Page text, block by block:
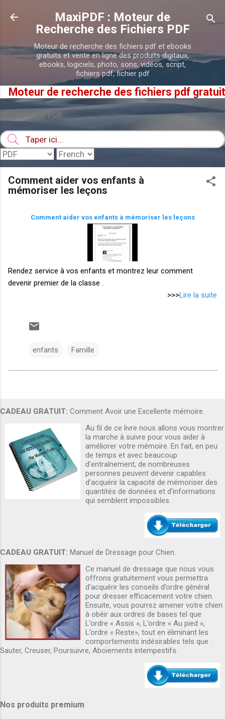
Accéder au contenu principal
MaxiPDF : Moteur de
Recherche des Fichiers PDF
Moteur de recherche des fichiers pdf et ebooks
gratuits et vente en ligne des produits digitaux,
ebooks, logiciels, photo, sons, vidéos, script,
fichiers pdf, fichier pdf
de recherche des fichiers pdf gratuits .
RECHERCHE PDF
Comment aider vos enfants à
mémoriser les leçons
Comment aider vos enfants à mémoriser les leçons
Rendez service à vos enfants et montrez leur comment
devenir premier de la classe .
>>>Lire la suite
enfants Famille
CADEAU GRATUIT: Comment Avoir une Excellente mémoire.
Au fil de ce livre nous allons vous montrer
la marche à suivre pour vous aider à
améliorer votre mémoire. En fait, en peu
de temps et avec beaucoup
d’entraînement, de nombreuses
personnes peuvent devenir capables
d’acquérir la capacité de mémoriser des
quantités de données et d’informations
qui semblent impossibles.
CADEAU GRATUIT: Manuel de Dressage pour Chien.
Ce manuel de dressage que nous vous
offrons gratuitement vous permettra
d’acquérir les conseils d’ordre général
pour dresser efficacement votre chien.
Ensuite, vous pourrez amener votre chien
à obéir aux ordres de bases tel que
L’ordre « Assis », L’ordre « Au pied »,
L’ordre « Reste», tout en éliminant les
comportements indésirables tels que :
Sauter, Creuser, Poursuivre, Aboiements intempestifs.
Nos produits premium